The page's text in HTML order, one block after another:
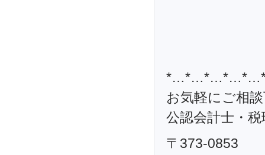
お気軽にご相
公認会計士・
〒373-0853